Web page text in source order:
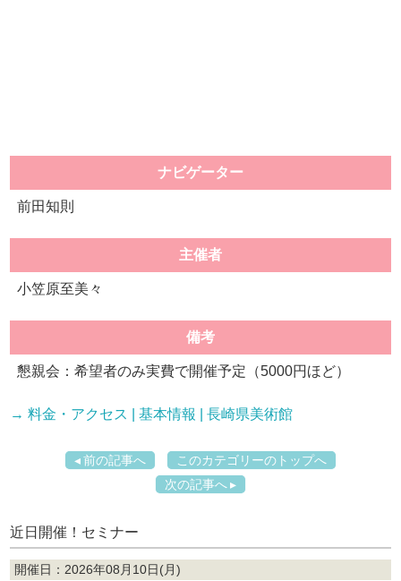
ナビゲーター
前田知則
主催者
小笠原至美々
備考
懇親会：希望者のみ実費で開催予定（5000円ほど）
→ 料金・アクセス | 基本情報 | 長崎県美術館
前の記事へ
このカテゴリーのトップへ
次の記事へ
近日開催！セミナー
開催日：2026年08月10日(月)